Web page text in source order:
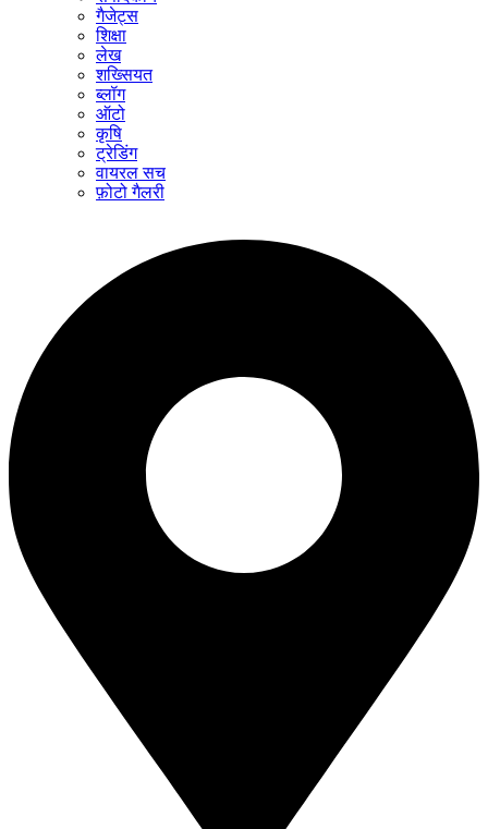
गैजेट्स
शिक्षा
लेख
शख्सियत
ब्लॉग
ऑटो
कृषि
ट्रेडिंग
वायरल सच
फ़ोटो गैलरी